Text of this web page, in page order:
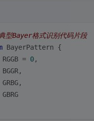
Bayer格式识别代码片段
BayerPattern {
RGGB =
0,
BGGR,
GRBG,
GBRG